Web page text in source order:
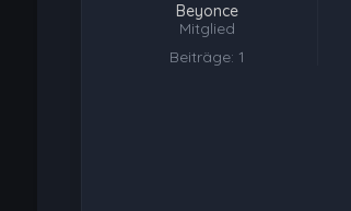
Beyonce
Mitglied
Beiträge: 1